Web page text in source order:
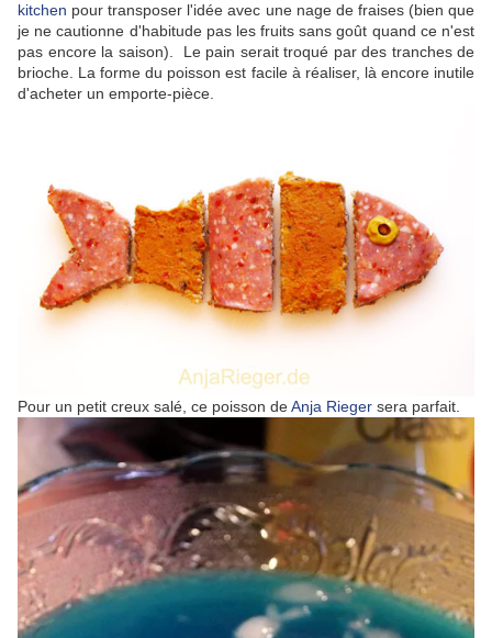
kitchen pour transposer l'idée avec une nage de fraises (bien que
je ne cautionne d'habitude pas les fruits sans goût quand ce n'est
pas encore la saison). Le pain serait troqué par des tranches de
brioche. La forme du poisson est facile à réaliser, là encore inutile
d'acheter un emporte-pièce.
Pour un petit creux salé, ce poisson deAnja Rieger sera parfait.